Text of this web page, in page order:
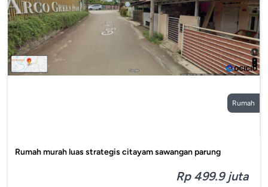
Rumah
Rumah murah luas strategis citayam sawangan parung
Rp 499.9 juta